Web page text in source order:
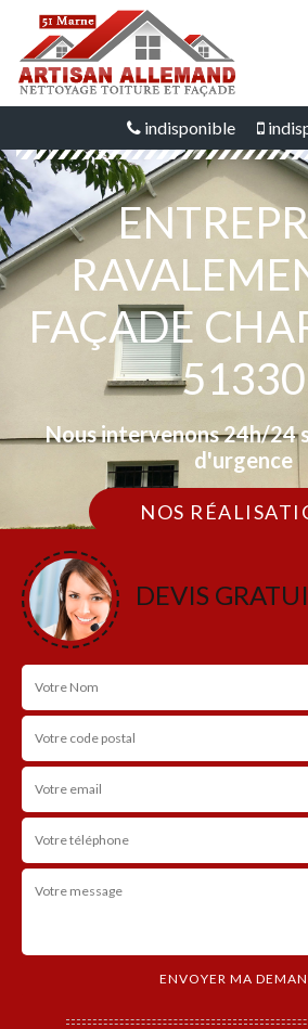
indisponible
FAÇADE
51330
Nous intervenons 24h/24
d'urgence
NOS
DEVIS